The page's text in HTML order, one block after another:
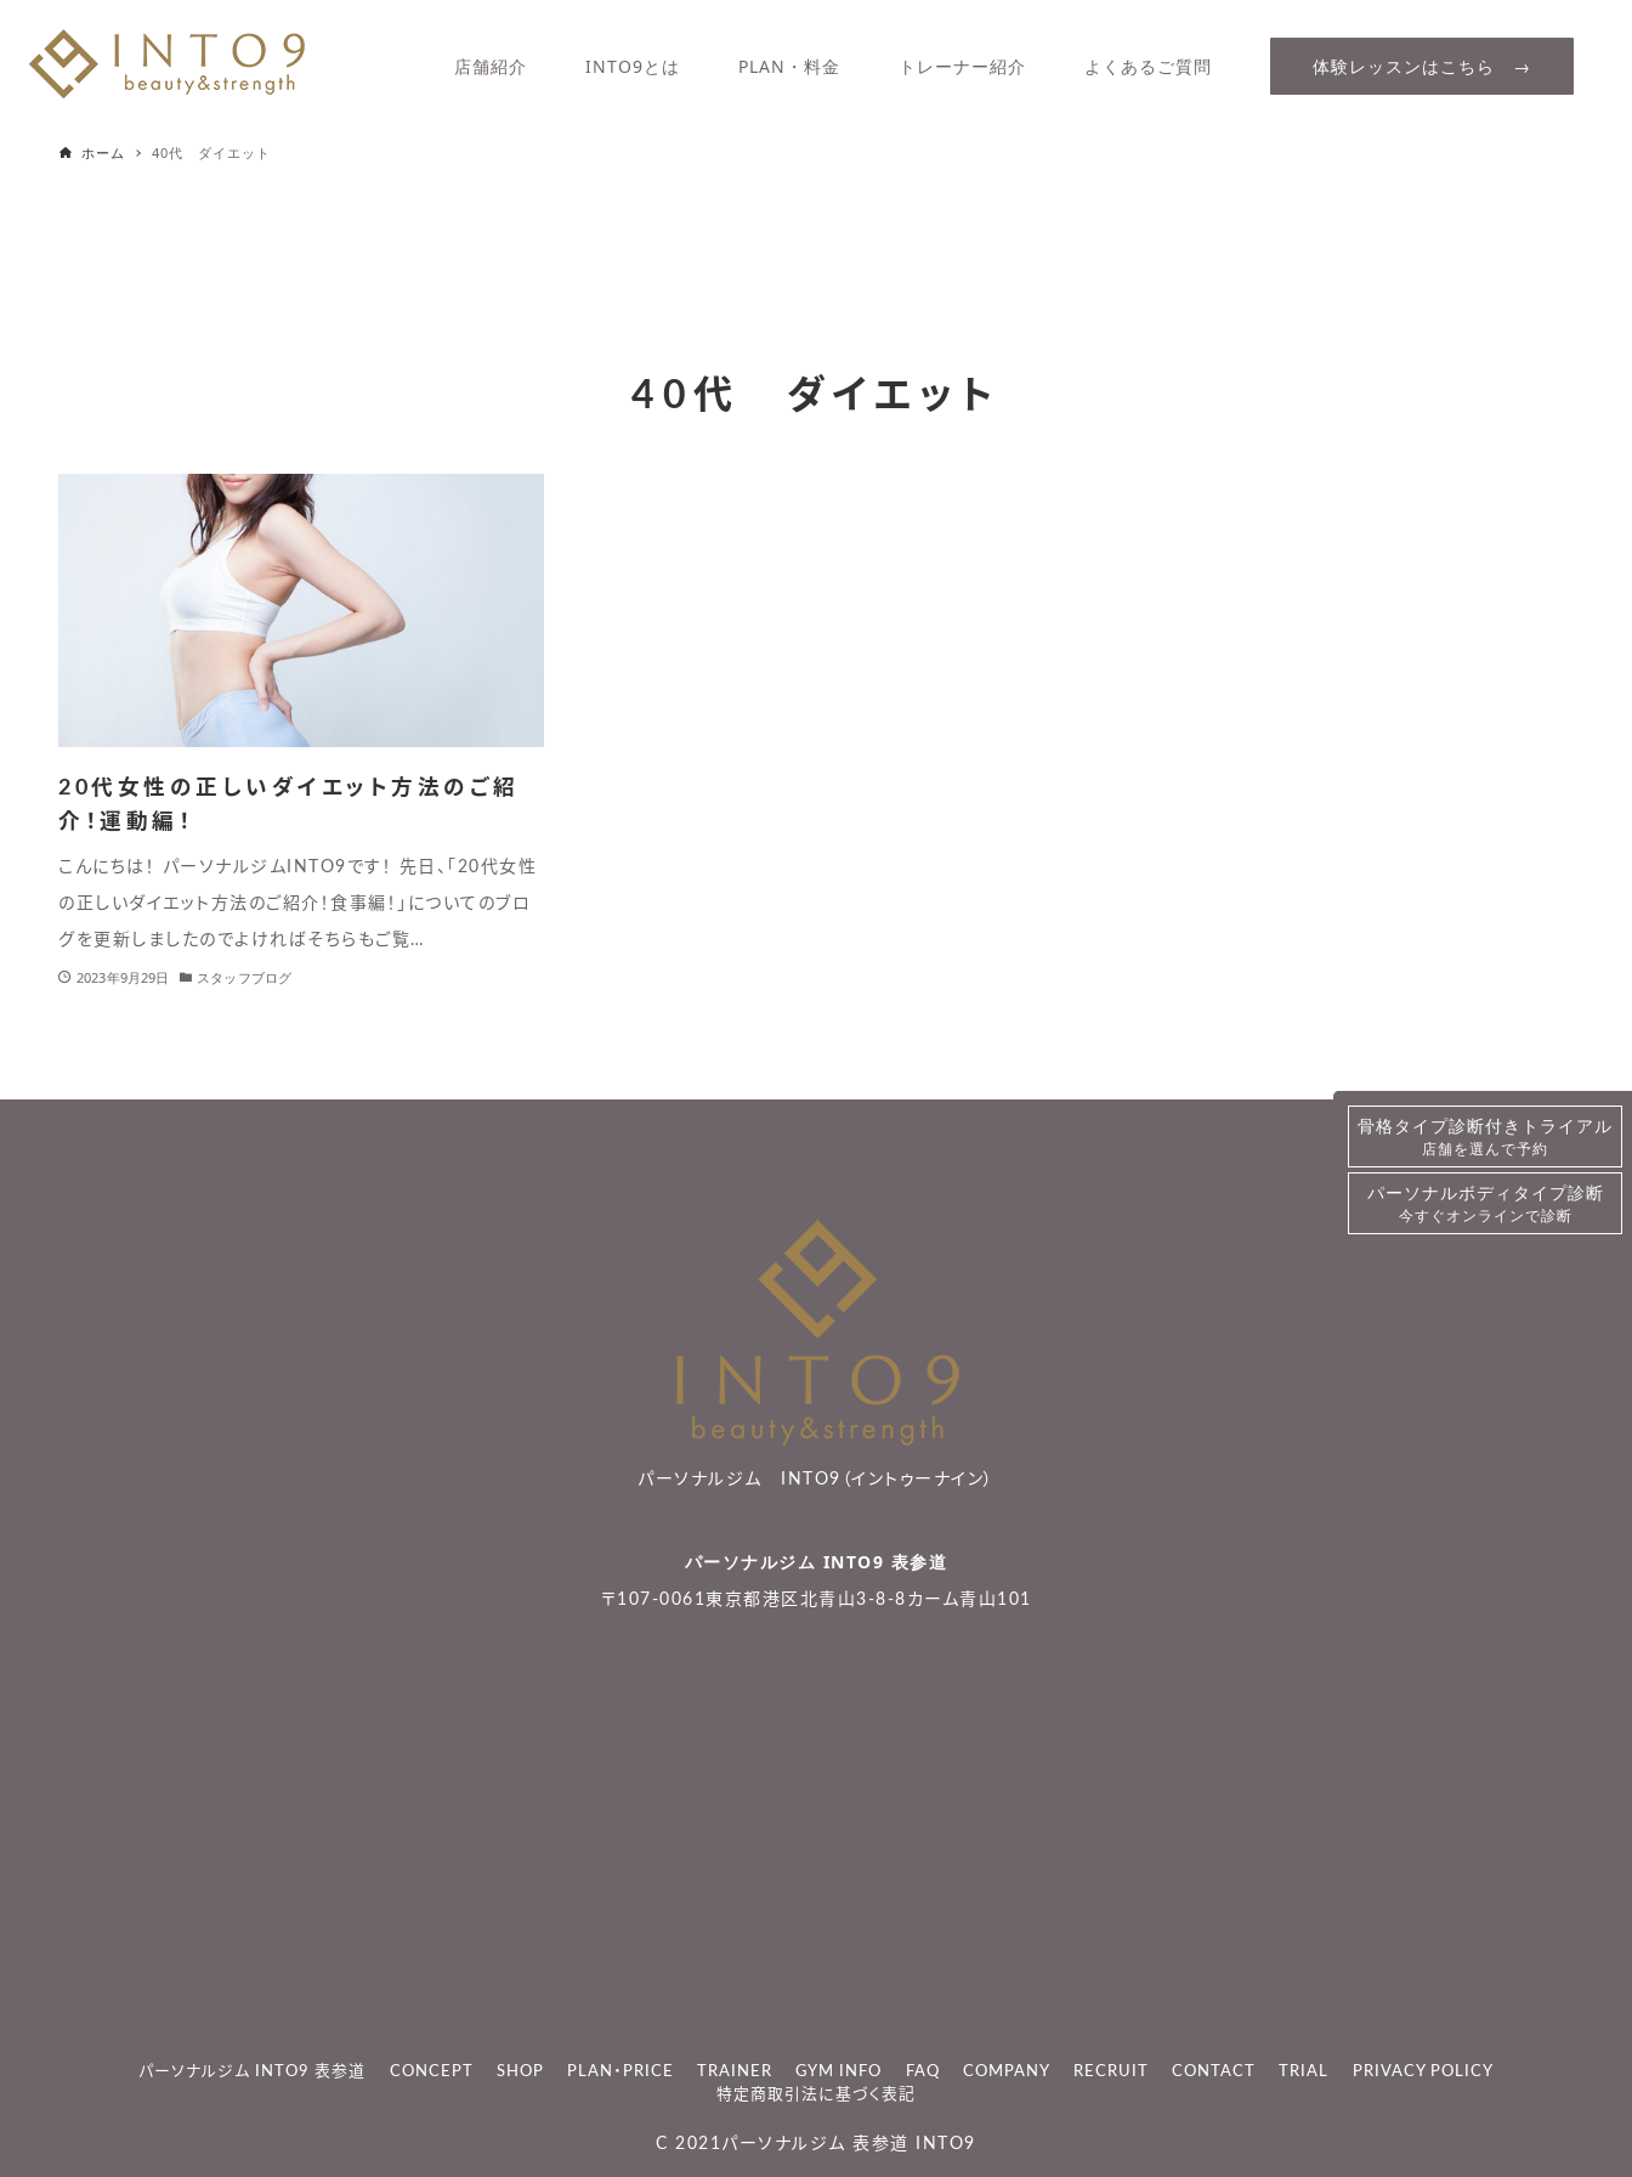
店舗紹介 INTO9とは PLAN・料金 トレーナー紹介 よくあるご質問 体験レッスンはこちら →
ホーム 40代 ダイエット
40代 ダイエット
20代女性の正しいダイエット方法のご紹
介！運動編！
こんにちは！ パーソナルジムINTO9です！ 先日、「20代女性
の正しいダイエット方法のご紹介！食事編！」についてのブロ
グを更新しましたのでよければそちらもご覧…
2023年9月29日 スタッフブログ
パーソナルジム INTO9（イントゥーナイン）
パーソナルジム INTO9 表参道
〒107-0061東京都港区北青山3-8-8カーム青山101
パーソナルジム INTO9 表参道 CONCEPT SHOP PLAN・PRICE TRAINER GYM INFO FAQ COMPANY RECRUIT CONTACT TRIAL
PRIVACY POLICY
特定商取引法に基づく表記
C 2021 パーソナルジム 表参道 INTO9
骨格タイプ診断付きトライアル
詳細・予約
パーソナルボディタイプ診断
今すぐオンラインで診断
骨格タイプ診断付きトライアル
店舗を選んで予約
パーソナルボディタイプ診断
今すぐオンラインで診断